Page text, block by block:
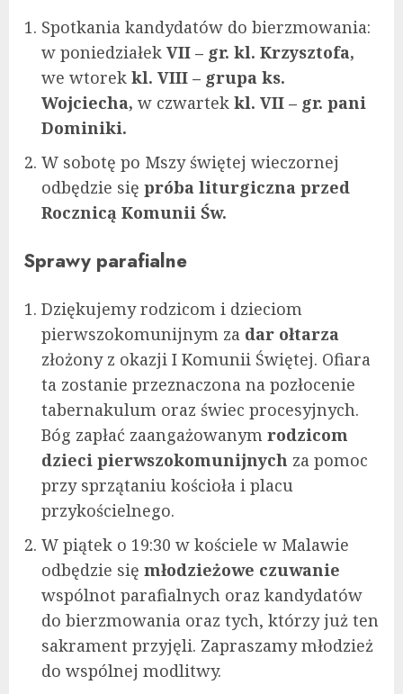
Spotkania kandydatów do bierzmowania:
w poniedziałek VII – gr. kl. Krzysztofa,
we wtorek kl. VIII – grupa ks.
Wojciecha, w czwartek kl. VII – gr. pani
Dominiki.
W sobotę po Mszy świętej wieczornej
odbędzie się próba liturgiczna przed
Rocznicą Komunii Św.
Sprawy parafialne
Dziękujemy rodzicom i dzieciom
pierwszokomunijnym za dar ołtarza
złożony z okazji I Komunii Świętej. Ofiara
ta zostanie przeznaczona na pozłocenie
tabernakulum oraz świec procesyjnych.
Bóg zapłać zaangażowanym rodzicom
dzieci pierwszokomunijnych za pomoc
przy sprzątaniu kościoła i placu
przykościelnego.
W piątek o 19:30 w kościele w Malawie
odbędzie się młodzieżowe czuwanie
wspólnot parafialnych oraz kandydatów
do bierzmowania oraz tych, którzy już ten
sakrament przyjęli. Zapraszamy młodzież
do wspólnej modlitwy.